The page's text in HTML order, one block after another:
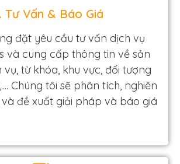
Tư Vấn & Báo Giá
đặt yêu cầu tư vấn dịch vụ
và cung cấp thông tin về sản
từ khóa, khu vực, đối tượng
Chúng tôi sẽ phân tích, nghiên
đề xuất giải pháp và báo giá